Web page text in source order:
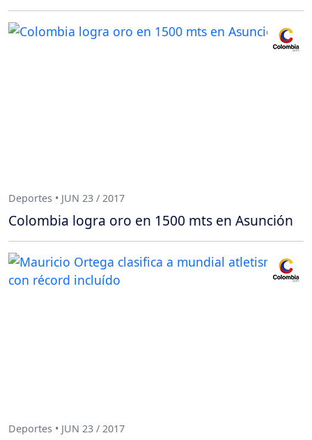
Deportes • JUN 23 / 2017
Colombia logra oro en 1500 mts en Asunción
Deportes • JUN 23 / 2017